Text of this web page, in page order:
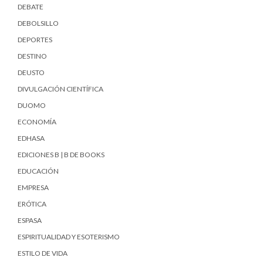
DEBATE
DEBOLSILLO
DEPORTES
DESTINO
DEUSTO
DIVULGACIÓN CIENTÍFICA
DUOMO
ECONOMÍA
EDHASA
EDICIONES B | B DE BOOKS
EDUCACIÓN
EMPRESA
ERÓTICA
ESPASA
ESPIRITUALIDAD Y ESOTERISMO
ESTILO DE VIDA